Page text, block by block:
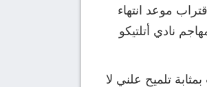
موعد انتهاء
مهاجم نادي أتلتيكو
تلميح علني لا